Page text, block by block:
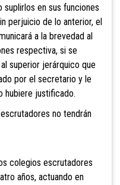
en sus funciones
perjuicio de lo anterior, el
a la brevedad al
respectiva, si se
superior jerárquico que
por el secretario y le
hubiere justificado.
no tendrán
colegios escrutadores
años, actuando en